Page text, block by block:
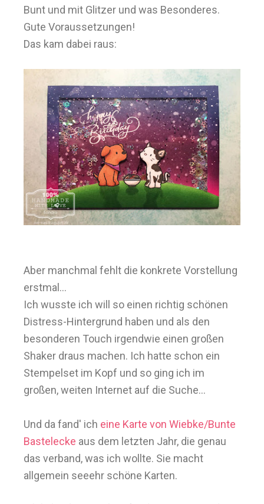
Bunt und mit Glitzer und was Besonderes.
Gute Voraussetzungen!
Das kam dabei raus:
Aber manchmal fehlt die konkrete Vorstellung
erstmal...
Ich wusste ich will so einen richtig schönen
Distress-Hintergrund haben und als den
besonderen Touch irgendwie einen großen
Shaker draus machen. Ich hatte schon ein
Stempelset im Kopf und so ging ich im
großen, weiten Internet auf die Suche...
Und da fand' ich eine Karte von Wiebke/Bunte
Bastelecke aus dem letzten Jahr, die genau
das verband, was ich wollte. Sie macht
allgemein seeehr schöne Karten.